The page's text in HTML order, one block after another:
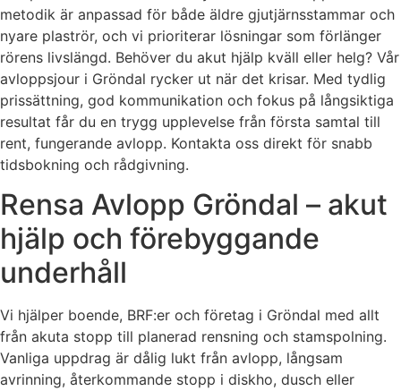
metodik är anpassad för både äldre gjutjärnsstammar och
nyare plaströr, och vi prioriterar lösningar som förlänger
rörens livslängd. Behöver du akut hjälp kväll eller helg? Vår
avloppsjour i Gröndal rycker ut när det krisar. Med tydlig
prissättning, god kommunikation och fokus på långsiktiga
resultat får du en trygg upplevelse från första samtal till
rent, fungerande avlopp. Kontakta oss direkt för snabb
tidsbokning och rådgivning.
Rensa Avlopp Gröndal – akut
hjälp och förebyggande
underhåll
Vi hjälper boende, BRF:er och företag i Gröndal med allt
från akuta stopp till planerad rensning och stamspolning.
Vanliga uppdrag är dålig lukt från avlopp, långsam
avrinning, återkommande stopp i diskho, dusch eller